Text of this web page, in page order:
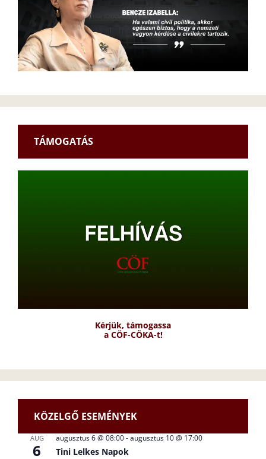
TÁMOGATÁS
Kérjük, támogassa
a CÖF-CÖKA-t!
KÖZELGŐ ESEMÉNYEK
AUG
6
augusztus 6 @ 08:00-augusztus 10 @ 17:00
Tini Lelkes Napok